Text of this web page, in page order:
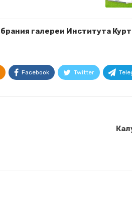
галереи Института
Facebook Twitter